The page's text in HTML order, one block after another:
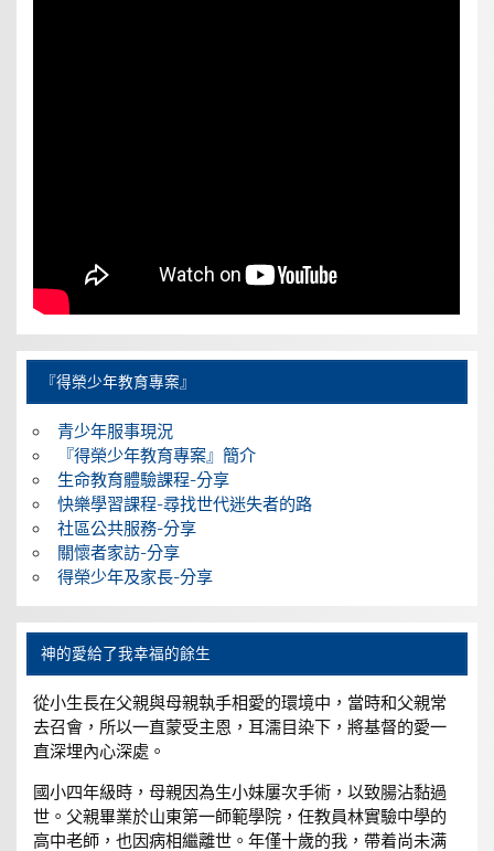
『得榮少年教育專案』
青少年服事現況
『得榮少年教育專案』簡介
生命教育體驗課程-分享
快樂學習課程-尋找世代迷失者的路
社區公共服務-分享
關懷者家訪-分享
得榮少年及家長-分享
神的愛給了我幸福的餘生
從小生長在父親與母親執手相愛的環境中，當時和父親常
去召會，所以一直蒙受主恩，耳濡目染下，將基督的愛一
直深埋內心深處。
國小四年級時，母親因為生小妹屢次手術，以致腸沾黏過
世。父親畢業於山東第一師範學院，任教員林實驗中學的
高中老師，也因病相繼離世。年僅十歲的我，帶着尚未满